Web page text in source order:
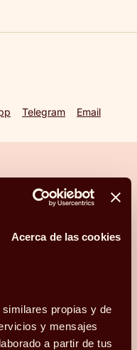
Acerca de las cookies
propias y de
y mensajes
a partir de tus
Telegram Email
correo electrónico
.Podéis